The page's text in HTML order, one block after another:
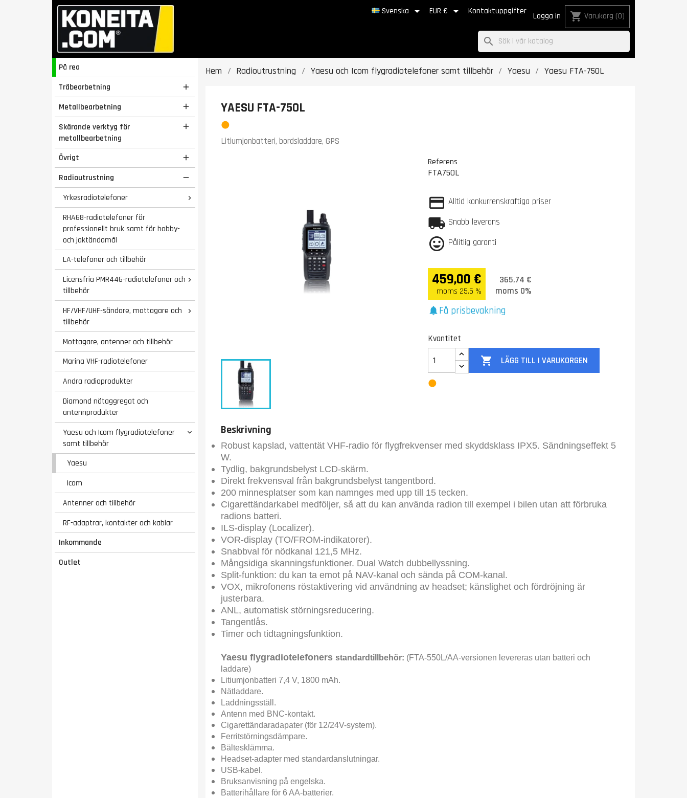
Svenska  EUR €  Kontaktuppgifter Logga in shopping_cart Varukorg (0)
search
På rea
Träbearbetning

Metallbearbetning 
Skärande verktyg för
metallbearbetning

Övrigt 
Radioutrustning 
Yrkesradiotelefoner 
RHA68-radiotelefoner för
professionellt bruk samt för hobby-
och jaktändamål
LA-telefoner och tillbehör
Licensfria PMR446-radiotelefoner och
tillbehör

HF/VHF/UHF-sändare, mottagare och
tillbehör

Mottagare, antenner och tillbehör
Marina VHF-radiotelefoner
Andra radioprodukter
Diamond nätaggregat och
antennprodukter
Yaesu och Icom flygradiotelefoner
samt tillbehör

Yaesu
Icom
Antenner och tillbehör
RF-adaptrar, kontakter och kablar
Inkommande
Outlet
Hem Radioutrustning Yaesu och Icom flygradiotelefoner samt tillbehör Yaesu Yaesu FTA-750L
YAESU FTA-750L
Litiumjonbatteri, bords­laddare, GPS
Referens
FTA750L
Alltid konkurrenskraftiga priser
Snabb leverans
Pålitlig garanti
459,00 €
moms 25.5 %
365,74 €
moms 0%
notificationsFå prisbevakning
Kvantitet
 LÄGG TILL I VARUKORGEN
Beskrivning
Robust kapslad, vattentät VHF-radio för flygfrekvenser med skyddsklass IPX5. Sändningseffekt 5
W.
Tydlig, bakgrundsbelyst LCD-skärm.
Direkt frekvensval från bakgrundsbelyst tangentbord.
200 minnesplatser som kan namnges med upp till 15 tecken.
Cigarettändarkabel medföljer, så att du kan använda radion till exempel i bilen utan att förbruka
radions batteri.
ILS-display (Localizer).
VOR-display (TO/FROM-indikatorer).
Snabbval för nödkanal 121,5 MHz.
Mångsidiga skanningsfunktioner. Dual Watch dubbellyssning.
Split-funktion: du kan ta emot på NAV-kanal och sända på COM-kanal.
VOX, mikrofonens röstaktivering vid användning av headset; känslighet och fördröjning är
justerbara.
ANL, automatisk störningsreducering.
Tangentlås.
Timer och tidtagningsfunktion.
Yaesu flygradiotelefoners standardtillbehör: (FTA-550L/AA-versionen levereras utan batteri och
laddare)
Litiumjonbatteri 7,4 V, 1800 mAh.
Nätladdare.
Laddningsställ.
Antenn med BNC-kontakt.
Cigarettändaradapater (för 12/24V-system).
Ferritstörningsdämpare.
Bältesklämma.
Headset-adapter med standardanslutningar.
USB-kabel.
Bruksanvisning på engelska.
Batterihållare för 6 AA-batterier.